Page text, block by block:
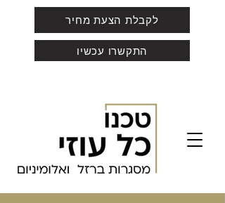
לקבלת הצעת מחיר
התקשרו עכשיו